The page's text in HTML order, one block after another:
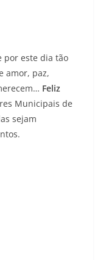
por este dia tão
amor, paz,
Feliz
Municipais de
sejam